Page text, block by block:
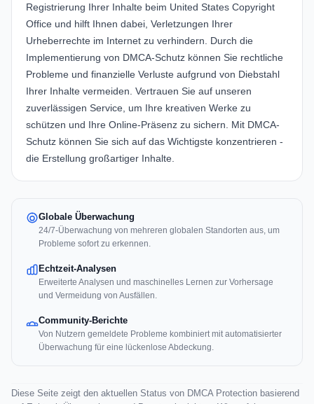
Registrierung Ihrer Inhalte beim United States Copyright
Office und hilft Ihnen dabei, Verletzungen Ihrer
Urheberrechte im Internet zu verhindern. Durch die
Implementierung von DMCA-Schutz können Sie rechtliche
Probleme und finanzielle Verluste aufgrund von Diebstahl
Ihrer Inhalte vermeiden. Vertrauen Sie auf unseren
zuverlässigen Service, um Ihre kreativen Werke zu
schützen und Ihre Online-Präsenz zu sichern. Mit DMCA-
Schutz können Sie sich auf das Wichtigste konzentrieren -
die Erstellung großartiger Inhalte.
Globale Überwachung
24/7-Überwachung von mehreren globalen Standorten aus, um
Probleme sofort zu erkennen.
Echtzeit-Analysen
Erweiterte Analysen und maschinelles Lernen zur Vorhersage
und Vermeidung von Ausfällen.
Community-Berichte
Von Nutzern gemeldete Probleme kombiniert mit automatisierter
Überwachung für eine lückenlose Abdeckung.
Diese Seite zeigt den aktuellen Status von DMCA Protection basierend